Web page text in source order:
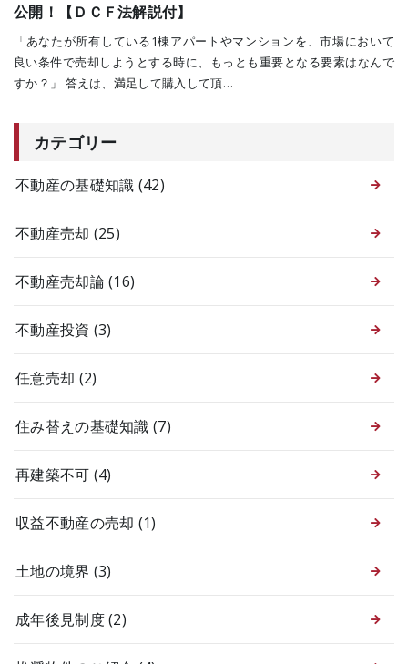
公開！【ＤＣＦ法解説付】
「あなたが所有している1棟アパートやマンションを、市場において
良い条件で売却しようとする時に、もっとも重要となる要素はなんで
すか？」 答えは、満足して購入して頂…
カテゴリー
不動産の基礎知識 (42)
不動産売却 (25)
不動産売却論(16)
不動産投資 (3)
任意売却 (2)
住み替えの基礎知識(7)
再建築不可 (4)
収益不動産の売却 (1)
土地の境界 (3)
成年後見制度(2)